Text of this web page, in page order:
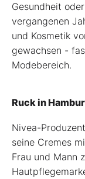
Gesundheit
vergangenen
und Kosmetik
gewachsen -
Modebereich.
Ruck in
Nivea-
seine Cremes
Frau und Mann